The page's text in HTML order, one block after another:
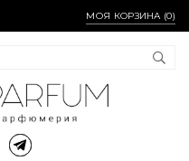
МОЯ КОРЗИНА (0)